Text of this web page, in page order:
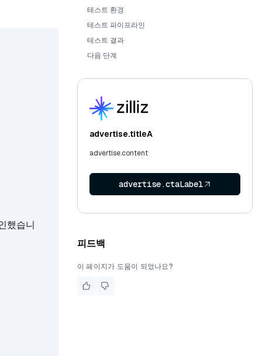
했습니
테스트 환경
테스트 파이프라인
테스트 결과
다음 단계
advertise.titleA
advertise.content
advertise.ctaLabel
피드백
이 페이지가 도움이 되었나요?